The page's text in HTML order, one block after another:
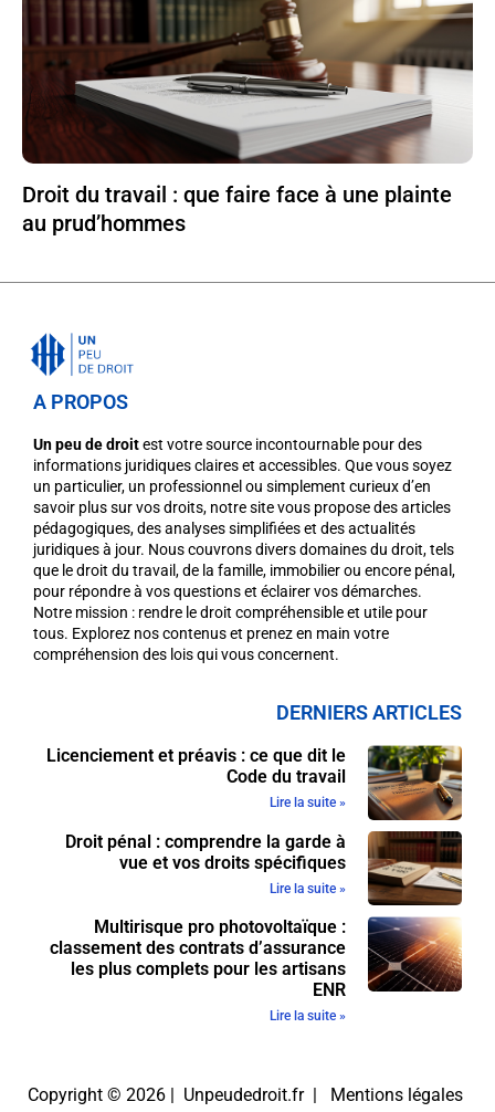
Droit du travail : que faire face à une plainte
au prud’hommes
A PROPOS
Un peu de droitest votre source incontournable pour des
informations juridiques claires et accessibles. Que vous soyez
un particulier, un professionnel ou simplement curieux d’en
savoir plus sur vos droits, notre site vous propose des articles
pédagogiques, des analyses simplifiées et des actualités
juridiques à jour. Nous couvrons divers domaines du droit, tels
que le droit du travail, de la famille, immobilier ou encore pénal,
pour répondre à vos questions et éclairer vos démarches.
Notre mission : rendre le droit compréhensible et utile pour
tous. Explorez nos contenus et prenez en main votre
compréhension des lois qui vous concernent.
DERNIERS ARTICLES
Licenciement et préavis : ce que dit le
Code du travail
Lire la suite »
Droit pénal : comprendre la garde à
vue et vos droits spécifiques
Lire la suite »
Multirisque pro photovoltaïque :
classement des contrats d’assurance
les plus complets pour les artisans
ENR
Lire la suite »
Copyright © 2026 | Unpeudedroit.fr | Mentions légales